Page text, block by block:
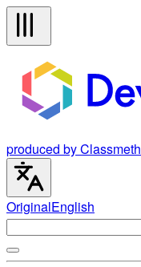
produced by
OriginalEnglish